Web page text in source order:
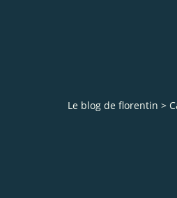
Le blog de florentin >